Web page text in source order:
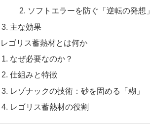
ソフトエラーを防ぐ「逆転の発想」
主な効果
レゴリス蓄熱材とは何か
なぜ必要なのか？
仕組みと特徴
レゾナックの技術：砂を固める「糊」
レゴリス蓄熱材の役割